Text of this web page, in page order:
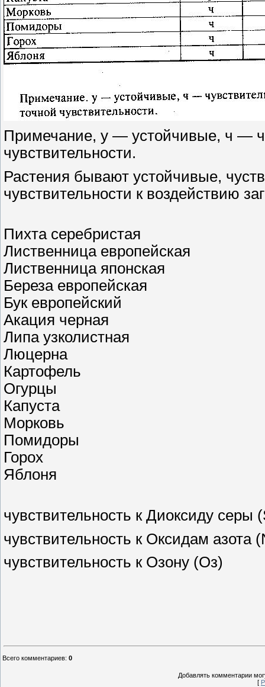
Примечание, у — устойчивые, ч —
чувствительности.
Растения бывают устойчивые,
чувствительности к воздействию
Пихта серебристая
Лиственница европейская
Лиственница японская
Береза европейская
Бук европейский
Акация черная
Липа узколистная
Люцерна
Картофель
Огурцы
Капуста
Морковь
Помидоры
Горох
Яблоня
чувствительность к Диоксиду серы
чувствительность к Оксидам азота
чувствительность к Озону (Оз)
Всего комментариев: 0
Добавлять комментарии
[